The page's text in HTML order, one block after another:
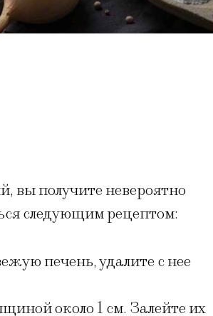
вы получите невероятно
следующим рецептом:
печень, удалите с нее
около 1 см. Залейте их